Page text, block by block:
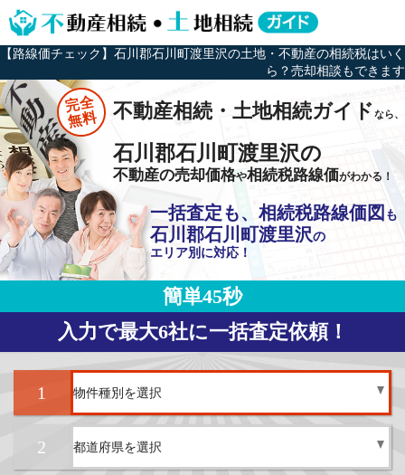
【路線価チェック】石川郡石川町渡里沢の土地・不動産の相続税はいく
ら？売却相談もできます
完全
無料 不動産相続・土地相続ガイドなら、
石川郡石川町渡里沢の
不動産の売却価格や相続税路線価がわかる！
一括査定も、相続税路線価図 も
石川郡石川町渡里沢の
エリア別に対応！
簡単45秒
入力で最大6社に一括査定依頼！
1
2